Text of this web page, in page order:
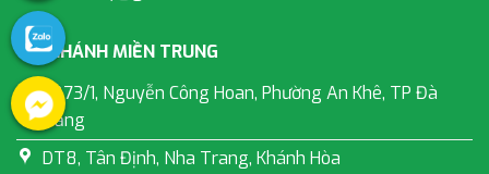
CHI NHÁNH MIỀN TRUNG
K273/1, Nguyễn Công Hoan, Phường An Khê, TP Đà
Nẵng
DT8, Tân Định, Nha Trang, Khánh Hòa